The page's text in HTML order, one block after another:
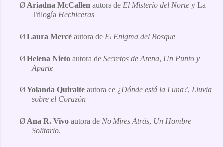
Ø Ariadna McCallen autora de El Misterio del Norte y La
Trilogía Hechiceras
ØLaura Mercé autora de El Enigma del Bosque
ØHelena Nieto autora de Secretos de Arena, Un Punto y
Aparte
ØYolanda Quiralte autora de ¿Dónde está la Luna?, Lluvia
sobre el Corazón
Ø Ana R. Vivo autora de No Mires Atrás, Un Hombre
Solitario.